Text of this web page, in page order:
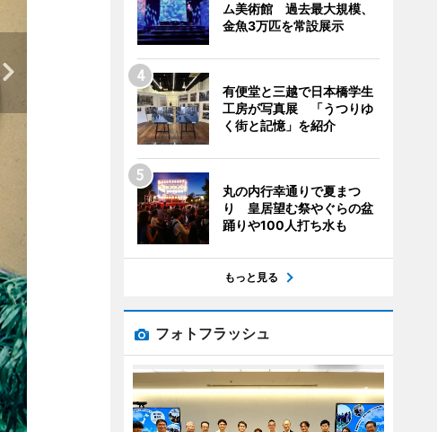
ム美術館 過去最大規模、
金魚3万匹を常設展示
有便堂と三越で日本橋学生
工房が写真展 「うつりゆ
く街と記憶」を紹介
丸の内行幸通りで夏まつ
り 皇居望む祭やぐらの盆
踊りや100人打ち水も
もっと見る
フォトフラッシュ